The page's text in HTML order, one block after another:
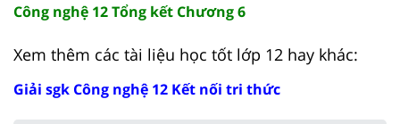
Công nghệ 12 Tổng kết Chương 6
Xem thêm các tài liệu học tốt lớp 12 hay khác:
Giải sgk Công nghệ 12 Kết nối tri thức